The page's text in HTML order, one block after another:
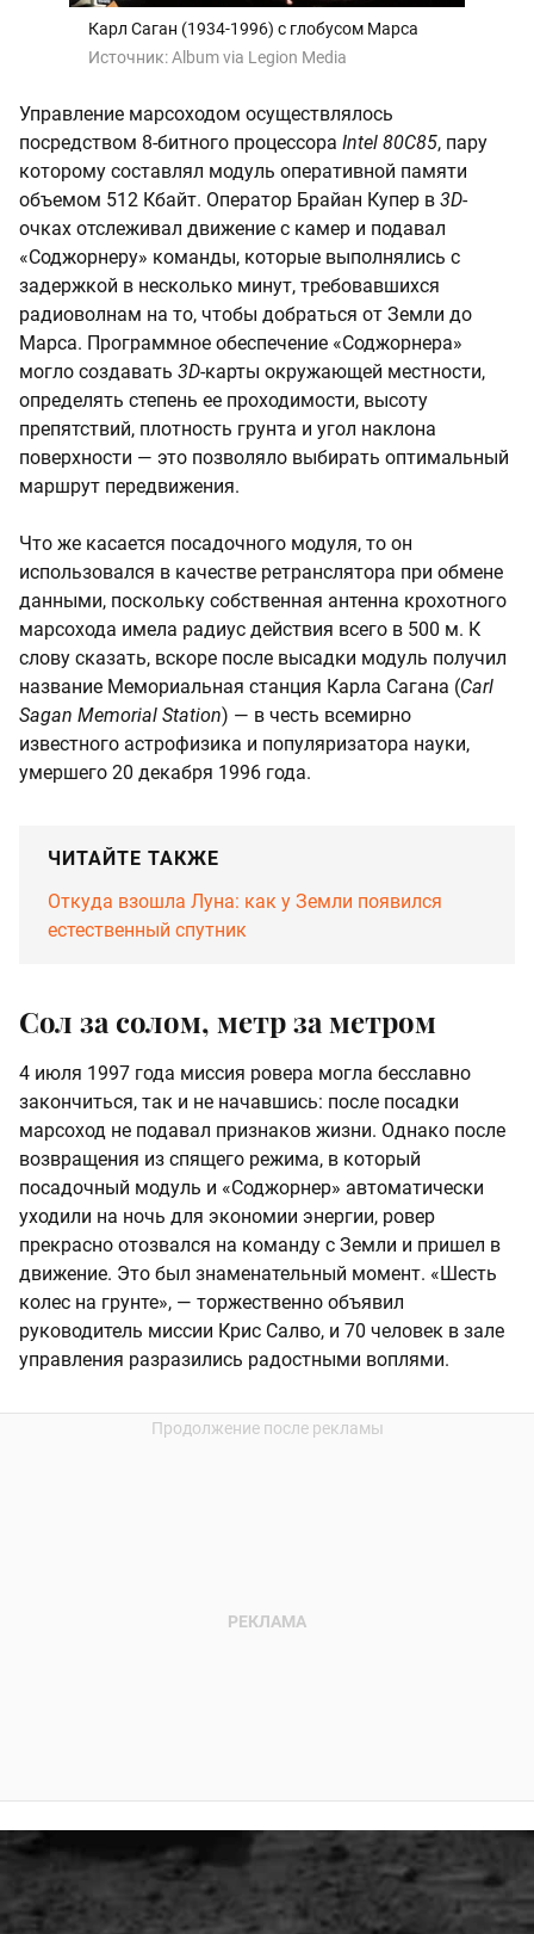
Карл Саган (1934-1996) с глобусом Марса
Источник:Album via Legion Media
Управление марсоходом осуществлялось
посредством 8-битного процессора Intel 80C85, пару
которому составлял модуль оперативной памяти
объемом 512 Кбайт. Оператор Брайан Купер в 3D-
очках отслеживал движение с камер и подавал
«Соджорнеру» команды, которые выполнялись с
задержкой в несколько минут, требовавшихся
радиоволнам на то, чтобы добраться от Земли до
Марса. Программное обеспечение «Соджорнера»
могло создавать 3D-карты окружающей местности,
определять степень ее проходимости, высоту
препятствий, плотность грунта и угол наклона
поверхности — это позволяло выбирать оптимальный
маршрут передвижения.
Что же касается посадочного модуля, то он
использовался в качестве ретранслятора при обмене
данными, поскольку собственная антенна крохотного
марсохода имела радиус действия всего в 500 м. К
слову сказать, вскоре после высадки модуль получил
название Мемориальная станция Карла Сагана (Carl
Sagan Memorial Station) — в честь всемирно
известного астрофизика и популяризатора науки,
умершего 20 декабря 1996 года.
ЧИТАЙТЕ ТАКЖЕ
Откуда взошла Луна: как у Земли появился
естественный спутник
Сол за солом, метр за метром
4 июля 1997 года миссия ровера могла бесславно
закончиться, так и не начавшись: после посадки
марсоход не подавал признаков жизни. Однако после
возвращения из спящего режима, в который
посадочный модуль и «Соджорнер» автоматически
уходили на ночь для экономии энергии, ровер
прекрасно отозвался на команду с Земли и пришел в
движение. Это был знаменательный момент. «Шесть
колес на грунте», — торжественно объявил
руководитель миссии Крис Салво, и 70 человек в зале
управления разразились радостными воплями.